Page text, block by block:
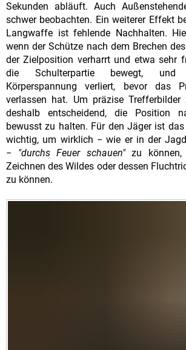
Sekunden abläuft. Auch
schwer beobachten. Ein weiterer Effekt
Langwaffe ist fehlende Nachhalten.
wenn der Schütze nach dem Brechen
der Zielposition verharrt und etwa sehr
die Schulterpartie bewegt, und
Körperspannung verliert, bevor das
verlassen hat. Um präzise
deshalb entscheidend, die Position
bewusst zu halten. Für den Jäger ist
wichtig, um wirklich − wie er in der
− "durchs Feuer schauen"zu können,
Zeichnen des Wildes oder dessen
zu können.